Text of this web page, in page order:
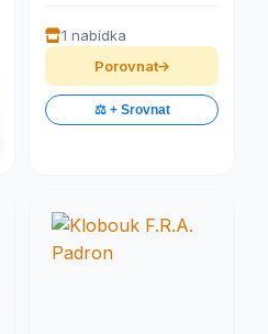
1 nabídka
Porovnat
⚖️ + Srovnat